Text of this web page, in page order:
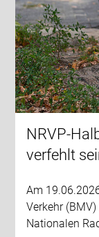
NRVP-
verfehlt
Am
Verkehr
Nationalen